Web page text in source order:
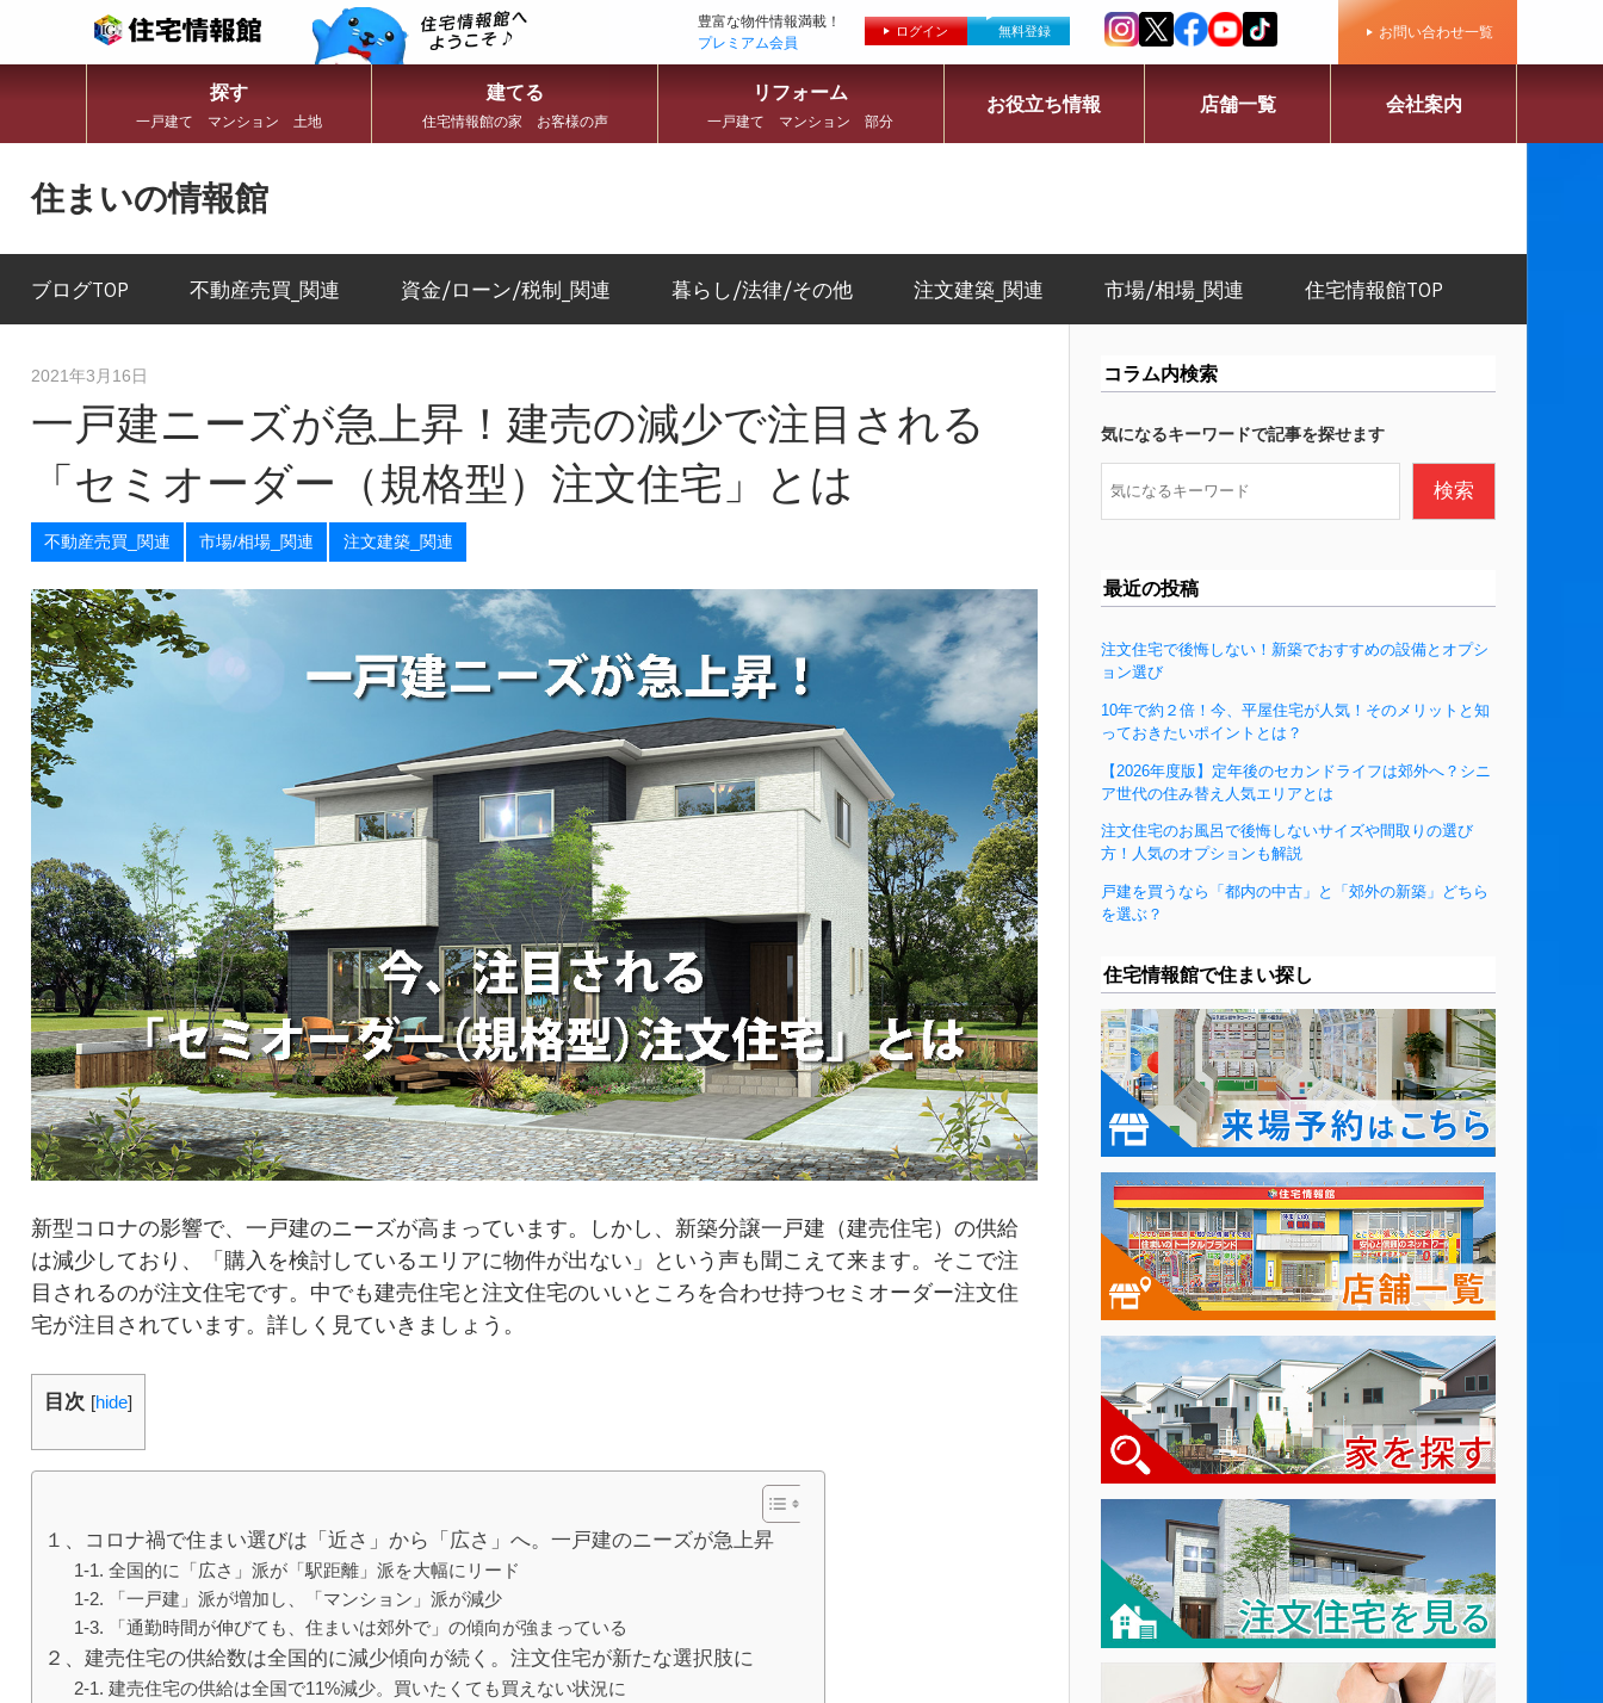
豊富な物件情報満載！
プレミアム会員
ログイン 無料登録 お問い合わせ一覧
探す
一戸建て マンション 土地
建てる
住宅情報館の家 お客様の声
リフォーム
一戸建て マンション 部分
お役立ち情報 店舗一覧 会社案内
住まいの情報館
ま
と
暮
し
を
お
け
し
ま
す
！
ブログTOP 不動産売買_関連 資金/ローン/税制_関連 暮らし/法律/その他 注文建築_関連 市場/相場_関連 住宅情報館TOP
2021年3月16日
一戸建ニーズが急上昇！建売の減少で注目される
「セミオーダー（規格型）注文住宅」とは
不動産売買_関連 市場/相場_関連 注文建築_関連
新型コロナの影響で、一戸建のニーズが高まっています。しかし、新築分譲一戸建（建売住宅）の供給
は減少しており、「購入を検討しているエリアに物件が出ない」という声も聞こえて来ます。そこで注
目されるのが注文住宅です。中でも建売住宅と注文住宅のいいところを合わせ持つセミオーダー注文住
宅が注目されています。詳しく見ていきましょう。
目次 [hide]
１、コロナ禍で住まい選びは「近さ」から「広さ」へ。一戸建のニーズが急上昇
1-1. 全国的に「広さ」派が「駅距離」派を大幅にリード
1-2. 「一戸建」派が増加し、「マンション」派が減少
1-3. 「通勤時間が伸びても、住まいは郊外で」の傾向が強まっている
２、建売住宅の供給数は全国的に減少傾向が続く。注文住宅が新たな選択肢に
2-1. 建売住宅の供給は全国で11%減少。買いたくても買えない状況に
コラム内検索
気になるキーワードで記事を探せます
索
検索
最近の投稿
注文住宅で後悔しない！新築でおすすめの設備とオプシ
ョン選び
10年で約２倍！今、平屋住宅が人気！そのメリットと知
っておきたいポイントとは？
【2026年度版】定年後のセカンドライフは郊外へ？シニ
ア世代の住み替え人気エリアとは
注文住宅のお風呂で後悔しないサイズや間取りの選び
方！人気のオプションも解説
戸建を買うなら「都内の中古」と「郊外の新築」どちら
を選ぶ？
住宅情報館で住まい探し